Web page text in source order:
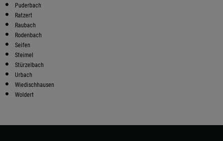
Puderbach
Ratzert
Raubach
Rodenbach
Seifen
Steimel
Stürzelbach
Urbach
Wiedischhausen
Woldert